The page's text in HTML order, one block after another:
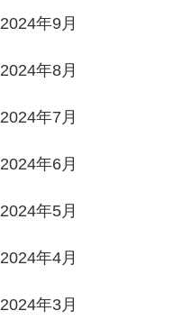
2024年9月
2024年8月
2024年7月
2024年6月
2024年5月
2024年4月
2024年3月